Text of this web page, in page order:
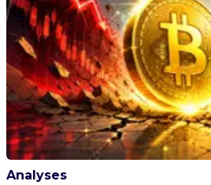
Analyses